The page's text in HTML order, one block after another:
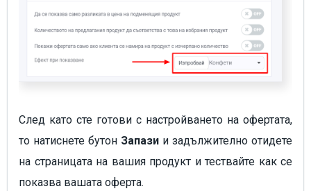
След като сте готови с настройването на офертата,
то натиснете бутон Запази и задължително отидете
на страницата на вашия продукт и тествайте как се
показва вашата оферта.